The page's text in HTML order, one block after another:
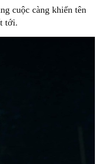
cuộc càng khiến tên
tới.